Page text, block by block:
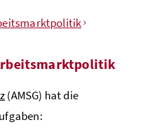
(AMSG) hat die